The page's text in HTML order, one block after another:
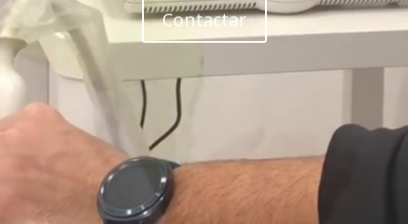
Contactar